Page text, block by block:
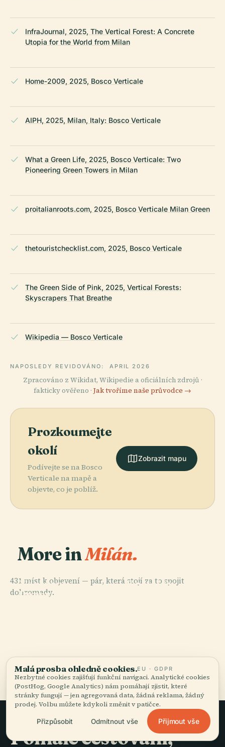
InfraJournal, 2025, The Vertical Forest: A Concrete
Utopia for the World from Milan
Home-2009, 2025, Bosco Verticale
AIPH, 2025, Milan, Italy: Bosco Verticale
What a Green Life, 2025, Bosco Verticale: Two
Pioneering Green Towers in Milan
proitalianroots.com, 2025, Bosco Verticale Milan Green
thetouristchecklist.com, 2025, Bosco Verticale
The Green Side of Pink, 2025, Vertical Forests:
Skyscrapers That Breathe
Wikipedia — Bosco Verticale
NAPOSLEDY REVIDOVÁNO: APRIL 2026
Zpracováno z Wikidat, Wikipedie a oficiálních zdrojů ·
fakticky ověřeno · Jak tvoříme naše průvodce →
Prozkoumejte
okolí
Podívejte se na Bosco
Verticale na mapě a
objevte, co je poblíž.
Zobrazit mapu
More inMilán.
431 míst k objevení — pár, která stojí za to spojit
dohromady.
Narození
Panny Marie V
Kostel Sv.
PLACE
Pomalé cestování,
Malá prosba ohledně cookies.EU · GDPR
Nezbytné cookies zajišťují funkční navigaci. Analytické cookies
(PostHog, Google Analytics) nám pomáhají zjistit, které
stránky fungují — jen agregovaná data, žádná reklama, žádný
prodej. Volbu můžete kdykoli změnit v patičce.
Přizpůsobit Odmítnout vše Přijmout vše